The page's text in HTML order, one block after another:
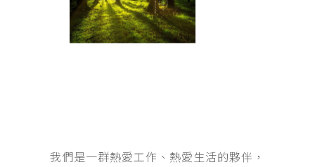
我們是一群熱愛工作、熱愛生活的夥伴，